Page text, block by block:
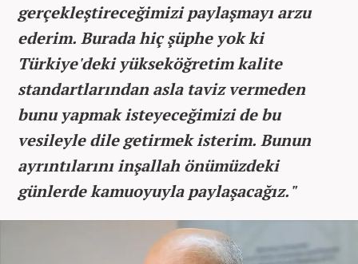
gerçekleştireceğimizi paylaşmayı arzu
ederim. Burada hiç şüphe yok ki
Türkiye'deki yükseköğretim kalite
standartlarından asla taviz vermeden
bunu yapmak isteyeceğimizi de bu
vesileyle dile getirmek isterim. Bunun
ayrıntılarını inşallah önümüzdeki
günlerde kamuoyuyla paylaşacağız."